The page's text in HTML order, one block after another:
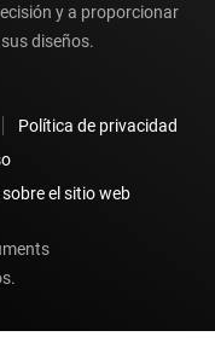
y a proporcionar
diseños.
Política de privacidad
el sitio web